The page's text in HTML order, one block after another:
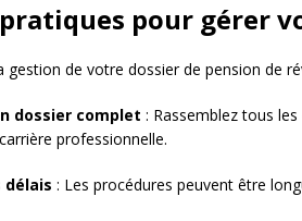
pour gérer
gestion de votre dossier de pension de
dossier complet : Rassemblez tous
professionnelle.
délais : Les procédures peuvent être